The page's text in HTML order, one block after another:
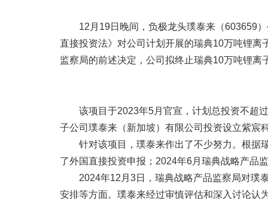
12月19日晚间，负极龙头璞泰来（603659
直接投资法》对公司计划开展的瑞典10万吨锂
监察局的前述决定，公司拟终止瑞典10万吨锂离
该项目于2023年5月官宣，计划总投资不超
子公司璞泰来（新加坡）有限公司投资设立紫宸
针对该项目，璞泰来作出了不少努力。根据
了外国直接投资申报；2024年6月瑞典战略产品
2024年12月3日，瑞典战略产品监察局对璞
安排等方面。璞泰来经过审慎评估和深入讨论认